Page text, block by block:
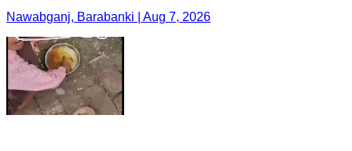
Nawabganj, Barabanki | Aug 7, 2026